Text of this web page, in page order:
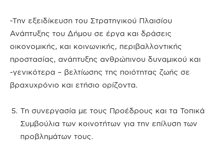
-Την εξειδίκευση του Στρατηγικού Πλαισίου
Ανάπτυξης του Δήμου σε έργα και δράσεις
οικονομικής, και κοινωνικής, περιβαλλοντικής
προστασίας, ανάπτυξης ανθρώπινου δυναμικού και
-γενικότερα – βελτίωσης της ποιότητας ζωής σε
βραχυχρόνιο και ετήσιο ορίζοντα.
Τη συνεργασία με τους Προέδρους και τα Τοπικά
Συμβούλια των κοινοτήτων για την επίλυση των
προβλημάτων τους.